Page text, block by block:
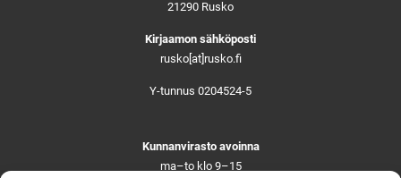
21290 Rusko
Kirjaamon sähköposti
rusko[at]rusko.fi
Y-tunnus 0204524-5
Kunnanvirasto avoinna
ma–to klo 9–15